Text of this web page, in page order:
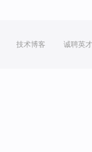
技术博客 诚聘英才